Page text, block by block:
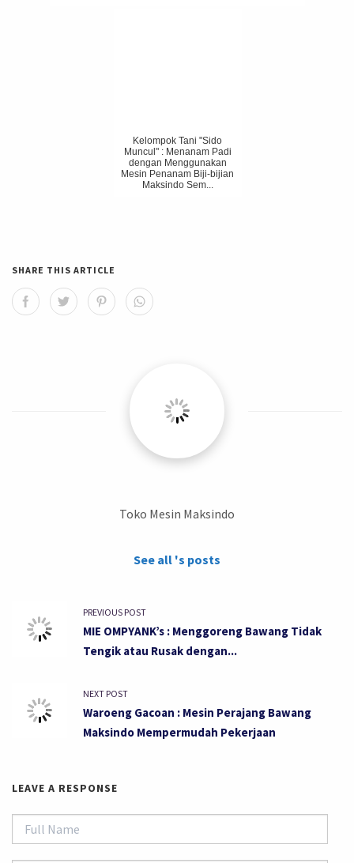
Kelompok Tani "Sido
Muncul" : Menanam Padi
dengan Menggunakan
Mesin Penanam Biji-bijian
Maksindo Sem...
SHARE THIS ARTICLE
Toko Mesin Maksindo
See all 's posts
PREVIOUS POST
MIE OMPYANK’s : Menggoreng Bawang Tidak
Tengik atau Rusak dengan...
NEXT POST
Waroeng Gacoan : Mesin Perajang Bawang
Maksindo Mempermudah Pekerjaan
LEAVE A RESPONSE